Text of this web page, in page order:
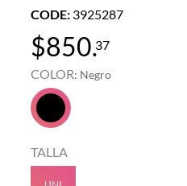
CODE: 3925287
$850.37
COLOR: Negro
TALLA